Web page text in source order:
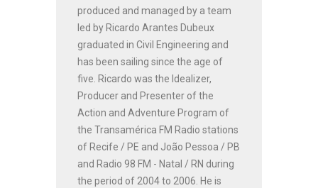
produced and managed by a team
led by Ricardo Arantes Dubeux
graduated in Civil Engineering and
has been sailing since the age of
five. Ricardo was the Idealizer,
Producer and Presenter of the
Action and Adventure Program of
the Transamérica FM Radio stations
of Recife / PE and João Pessoa / PB
and Radio 98 FM - Natal / RN during
the period of 2004 to 2006. He is